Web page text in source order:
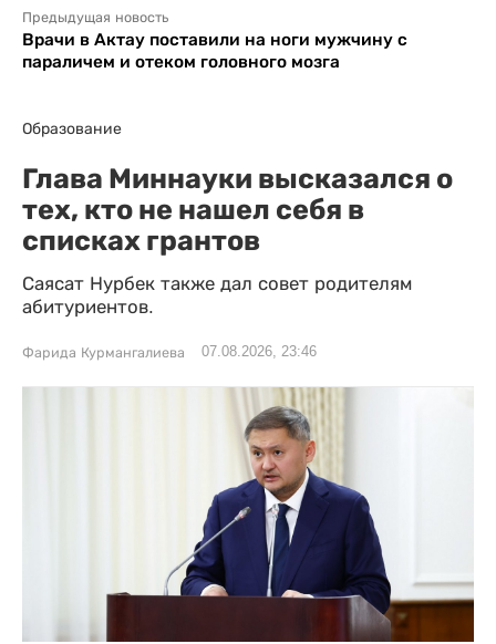
Предыдущая новость
Врачи в Актау поставили на ноги мужчину с
параличем и отеком головного мозга
Образование
Глава Миннауки высказался о
тех, кто не нашел себя в
списках грантов
Саясат Нурбек также дал совет родителям
абитуриентов.
Фарида Курмангалиева 07.08.2026, 23:46